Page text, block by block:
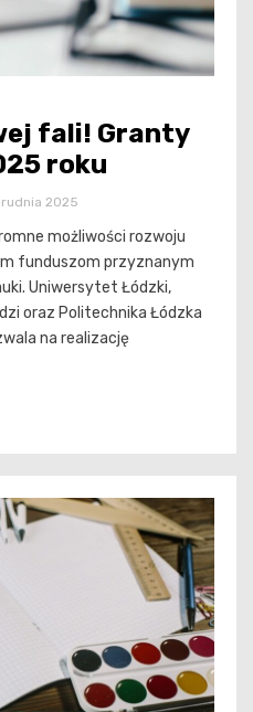
fali! Granty
roku
2025
możliwości rozwoju
funduszom przyznanym
Uniwersytet Łódzki,
oraz Politechnika Łódzka
na realizację